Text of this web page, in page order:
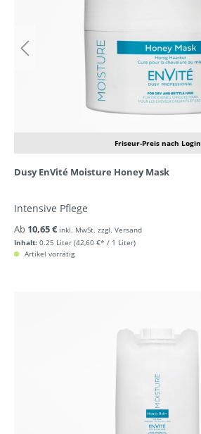
Friseur-Preis nach Login
Dusy EnVité Moisture Honey Mask
Intensive Pflege
Inhalt: 0.25 Liter (42,60 €* / 1 Liter)
Ab 10,65 € inkl. MwSt. zzgl. Versand
Artikel vorrätig